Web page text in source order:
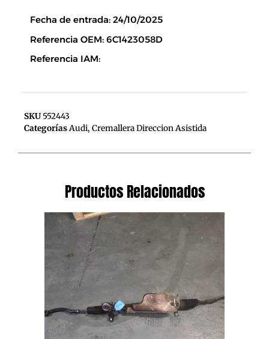
Fecha de entrada: 24/10/2025
Referencia OEM: 6C1423058D
Referencia IAM:
SKU 552443
CategoríasAudi, Cremallera Direccion Asistida
Productos Relacionados